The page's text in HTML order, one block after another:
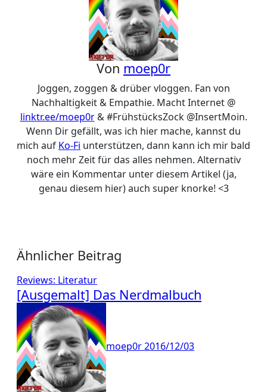
Von moep0r
Joggen, zoggen & drüber vloggen. Fan von
Nachhaltigkeit & Empathie. Macht Internet @
linktr.ee/moep0r& #FrühstücksZock @InsertMoin.
Wenn Dir gefällt, was ich hier mache, kannst du
mich auf Ko-Fi unterstützen, dann kann ich mir bald
noch mehr Zeit für das alles nehmen. Alternativ
wäre ein Kommentar unter diesem Artikel (ja,
genau diesem hier) auch super knorke! <3
Ähnlicher Beitrag
Reviews: Literatur
[Ausgemalt] Das Nerdmalbuch
moep0r2016/12/03